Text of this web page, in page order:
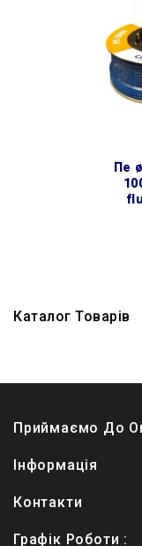
пе ø1/4″ блакитна (бухта
Каталог Товарів
Приймаємо До
Інформація
Контакти
Графік Роботи :